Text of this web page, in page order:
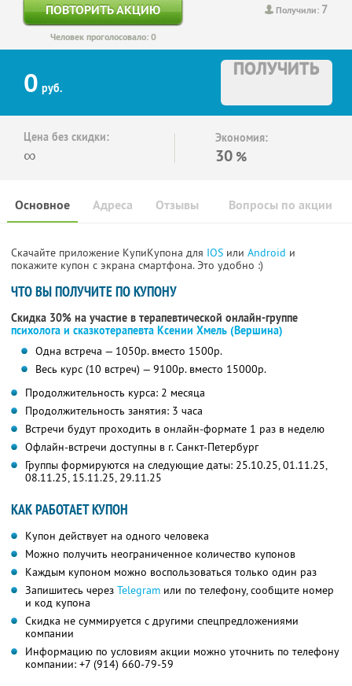
Получили: 7
ПОВТОРИТЬ АКЦИЮ
Человек проголосовало: 0
0 руб.
ПОЛУЧИТЬ
Цена без скидки:
∞
Экономия:
30 %
Основное Отзывы Вопросы по акции
Адреса
Скачайте приложение КупиКупона для IOS или Android и
покажите купон с экрана смартфона. Это удобно :)
ЧТО ВЫ ПОЛУЧИТЕ ПО КУПОНУ
Скидка 30% на участие в терапевтической онлайн-группе
психолога и сказкотерапевта Ксении Хмель (Вершина)
Одна встреча — 1050р. вместо 1500р.
Весь курс (10 встреч) — 9100р. вместо 15000р.
Продолжительность курса: 2 месяца
Продолжительность занятия: 3 часа
Встречи будут проходить в онлайн-формате 1 раз в неделю
Офлайн-встречи доступны в г. Санкт-Петербург
Группы формируются на следующие даты: 25.10.25, 01.11.25,
08.11.25, 15.11.25, 29.11.25
КАК РАБОТАЕТ КУПОН
Купон действует на одного человека
Можно получить неограниченное количество купонов
Каждым купоном можно воспользоваться только один раз
Запишитесь через Telegram или по телефону, сообщите номер
и код купона
Скидка не суммируется с другими спецпредложениями
компании
Информацию по условиям акции можно уточнить по телефону
компании: +7 (914) 660-79-59